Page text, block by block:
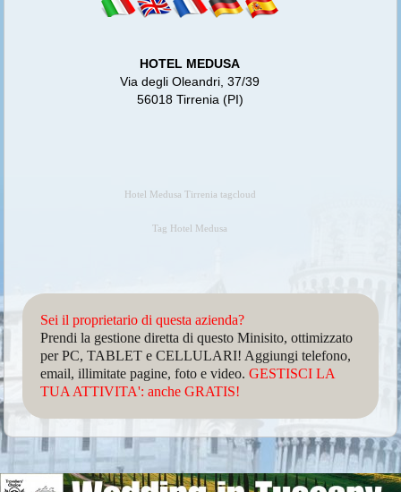
HOTEL MEDUSA
Via degli Oleandri, 37/39
56018 Tirrenia (PI)
Hotel Medusa Tirrenia tagcloud
Tag Hotel Medusa
Sei il proprietario di questa azienda?
Prendi la gestione diretta di questo Minisito, ottimizzato
per PC, TABLET e CELLULARI! Aggiungi telefono,
email, illimitate pagine, foto e video.GESTISCI LA
TUA ATTIVITA': anche GRATIS!